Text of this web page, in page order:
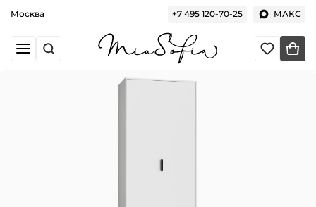
Москва +7 495 120-70-25 МАКС